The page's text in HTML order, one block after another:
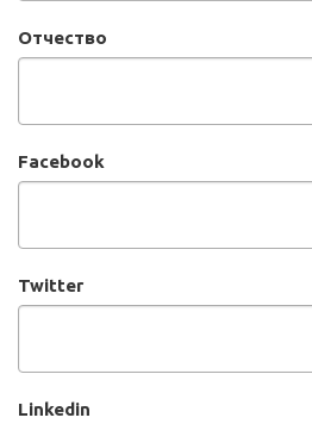
Отчество
Facebook
Twitter
Linkedin